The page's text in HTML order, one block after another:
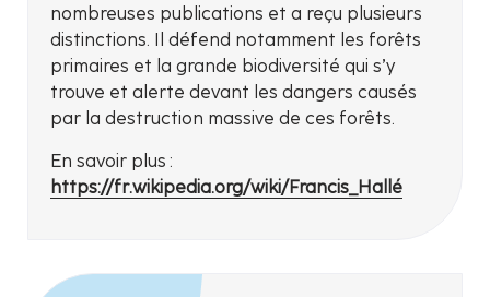
nombreuses publications et a reçu plusieurs
distinctions. Il défend notamment les forêts
primaires et la grande biodiversité qui s’y
trouve et alerte devant les dangers causés
par la destruction massive de ces forêts.
En savoir plus :
https://fr.wikipedia.org/wiki/Francis_Hallé